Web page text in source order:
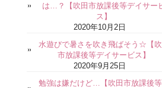
は…？【吹田市放課後等デイサー
ス】
2020年10月2日
水遊びで暑さを吹き飛ばそう☆【吹
市放課後等デイサービス】
2020年9月25日
勉強は嫌だけど…【吹田市放課後